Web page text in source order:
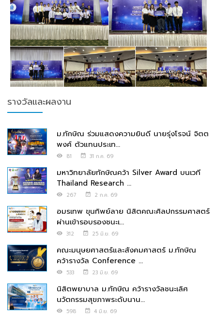
รางวัลและผลงาน
ม.ทักษิณ ร่วมแสดงความยินดี นายรุ่งโรจน์ จิตต
พงศ์ ตัวแทนประเท...
81 31 ก.ค. 69
มหาวิทยาลัยทักษิณคว้า Silver Award บนเวที
Thailand Research ...
267 2 ก.ค. 69
อมรเทพ ขุนทิพย์ลาย นิสิตคณะศิลปกรรมศาสตร์
ผ่านเข้ารอบรองชนะเ...
312 25 มิ.ย. 69
คณะมนุษยศาสตร์และสังคมศาสตร์ ม.ทักษิณ
คว้ารางวัล Conference ...
533 23 มิ.ย. 69
นิสิตพยาบาล ม.ทักษิณ คว้ารางวัลชนะเลิศ
นวัตกรรมสุขภาพระดับนาน...
598 4 มิ.ย. 69